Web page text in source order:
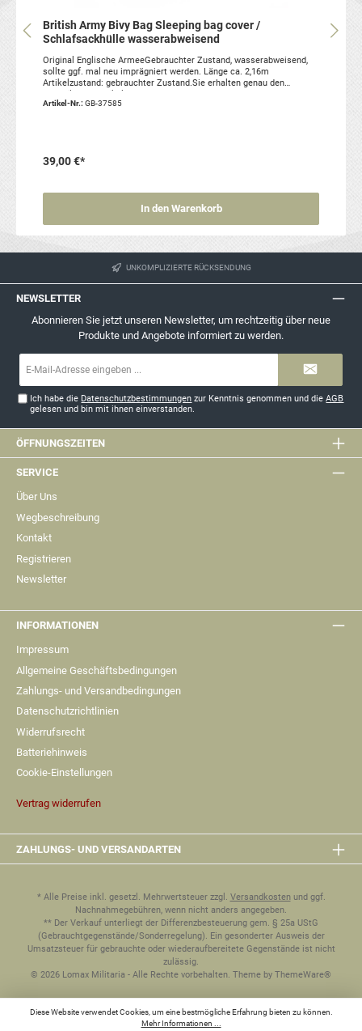
British Army Bivy Bag Sleeping bag cover /
Schlafsackhülle wasserabweisend
Original Englische ArmeeGebrauchter Zustand, wasserabweisend,
sollte ggf. mal neu imprägniert werden. Länge ca. 2,16m
Artikelzustand: gebrauchter Zustand.Sie erhalten genau den
Artikel-Nr.: GB-37585
39,00 €*
In den Warenkorb
UNKOMPLIZIERTE RÜCKSENDUNG
NEWSLETTER
Abonnieren Sie jetzt unseren Newsletter, um rechtzeitig über neue
Produkte und Angebote informiert zu werden.
Ich habe die Datenschutzbestimmungen zur Kenntnis genommen und dieAGB
gelesen und bin mit ihnen einverstanden.
ÖFFNUNGSZEITEN
SERVICE
Über Uns
Wegbeschreibung
Kontakt
Registrieren
Newsletter
INFORMATIONEN
Impressum
Allgemeine Geschäftsbedingungen
Zahlungs- und Versandbedingungen
Datenschutzrichtlinien
Widerrufsrecht
Batteriehinweis
Cookie-Einstellungen
Vertrag widerrufen
ZAHLUNGS- UND VERSANDARTEN
* Alle Preise inkl. gesetzl. Mehrwertsteuer zzgl. Versandkostenund ggf.
Nachnahmegebühren, wenn nicht anders angegeben.
** Der Verkauf unterliegt der Differenzbesteuerung gem. § 25a UStG
(Gebrauchtgegenstände/Sonderregelung). Ein gesonderter Ausweis der
Umsatzsteuer für gebrauchte oder wiederaufbereitete Gegenstände ist nicht
zulässig.
© 2026 Lomax Militaria - Alle Rechte vorbehalten. Theme by ThemeWare®
Diese Website verwendet Cookies, um eine bestmögliche Erfahrung bieten zu können.
Mehr Informationen ...